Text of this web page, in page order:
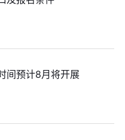
间预计8月将开展